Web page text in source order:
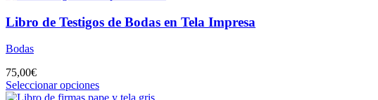
Libro de Testigos de Bodas en Tela Impresa
Bodas
75,00€
Seleccionar opciones